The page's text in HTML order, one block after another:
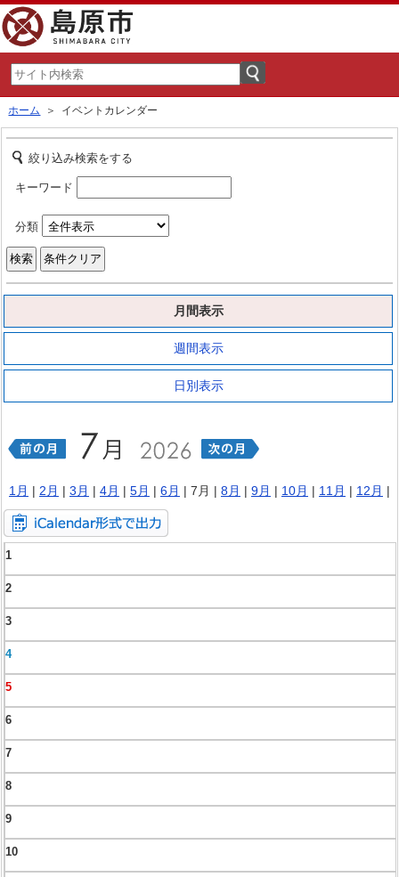
ホーム ＞ イベントカレンダー
絞り込み検索をする
キーワード
分類
月間表示
週間表示
日別表示
1月 | 2月 | 3月 | 4月 | 5月 | 6月 | 7月 | 8月 | 9月 | 10月 | 11月 | 12月 |
1
2
3
4
5
6
7
8
9
10